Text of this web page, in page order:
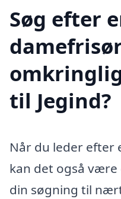
Søg efter
til Jegind?
Når du leder efter
kan det også
din søgning til